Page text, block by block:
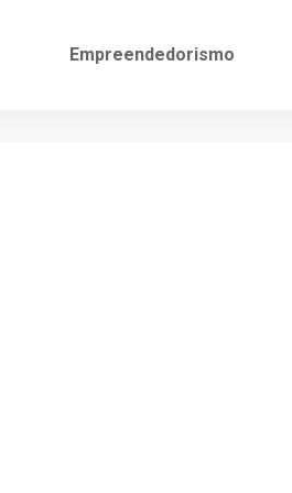
Empreendedorismo